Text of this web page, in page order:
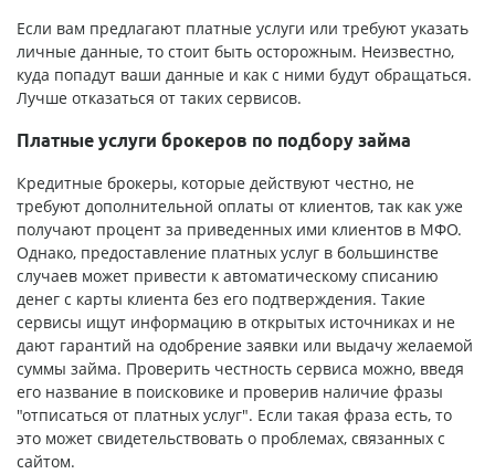
Если вам предлагают платные услуги или требуют указать
личные данные, то стоит быть осторожным. Неизвестно,
куда попадут ваши данные и как с ними будут обращаться.
Лучше отказаться от таких сервисов.
Платные услуги брокеров по подбору займа
Кредитные брокеры, которые действуют честно, не
требуют дополнительной оплаты от клиентов, так как уже
получают процент за приведенных ими клиентов в МФО.
Однако, предоставление платных услуг в большинстве
случаев может привести к автоматическому списанию
денег с карты клиента без его подтверждения. Такие
сервисы ищут информацию в открытых источниках и не
дают гарантий на одобрение заявки или выдачу желаемой
суммы займа. Проверить честность сервиса можно, введя
его название в поисковике и проверив наличие фразы
"отписаться от платных услуг". Если такая фраза есть, то
это может свидетельствовать о проблемах, связанных с
сайтом.